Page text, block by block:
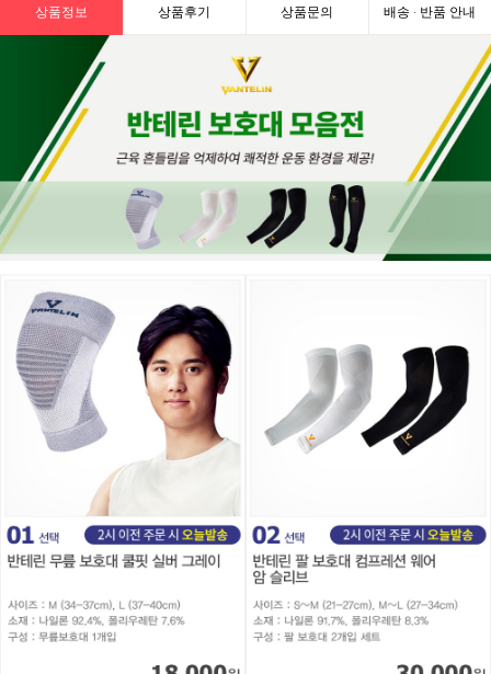
상품정보 상품후기 상품문의 배송 · 반품 안내